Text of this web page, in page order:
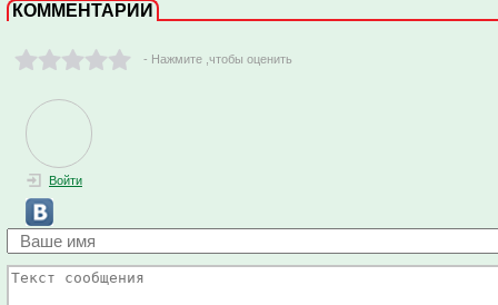
КОММЕНТАРИИ
- Нажмите ,чтобы оценить
Войти